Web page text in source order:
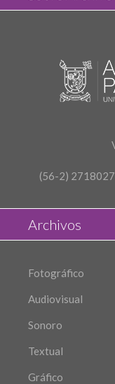
(56-2)
Archivos
Fotográfico
Audiovisual
Sonoro
Textual
Gráfico